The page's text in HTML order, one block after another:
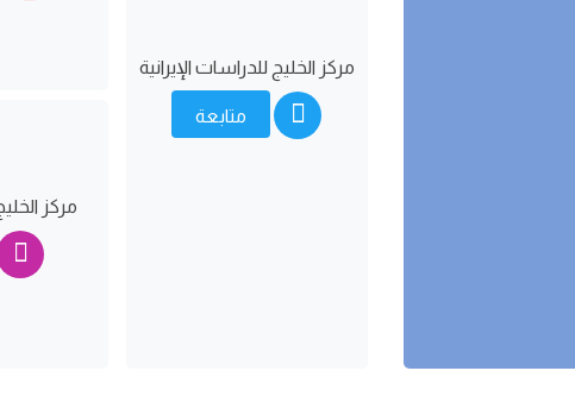
مركز الخليج للدراسات اﻹيرانية
متابعة
مركز